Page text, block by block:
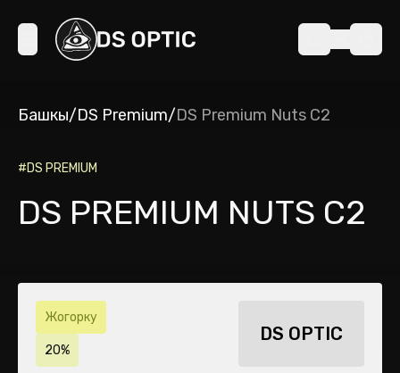
Башкы/DS Premium/DS Premium Nuts C2
#DS PREMIUM
DS PREMIUM NUTS C2
Жогорку
20%
DS OPTIC